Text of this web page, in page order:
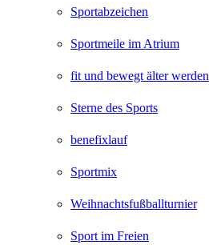
Sportabzeichen
Sportmeile im Atrium
fit und bewegt älter werden
Sterne des Sports
benefixlauf
Sportmix
Weihnachtsfußballturnier
Sport im Freien